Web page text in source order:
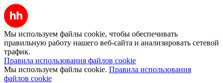
Мы используем файлы cookie, чтобы обеспечивать
правильную работу нашего веб-сайта и анализировать сетевой
трафик.
Правила использования файлов cookie
Мы используем файлы cookie. Правила использования
файлов cookie